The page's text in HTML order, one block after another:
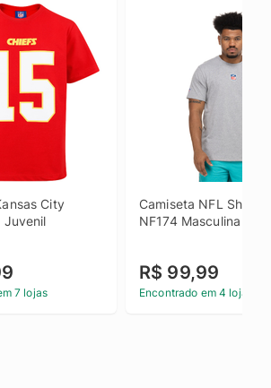
City
Juvenil
7 lojas
Camiseta NFL Shield
NF174 Masculina
R$ 99,99
Encontrado em 4 lojas